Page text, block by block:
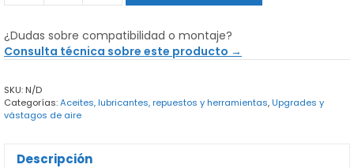
de
Horquilla
Fox
cantidad
¿Dudas sobre compatibilidad o montaje?
Consulta técnica sobre este producto →
SKU: N/D
Categorías:Aceites, lubricantes, repuestos y herramientas,Upgrades y
vástagos de aire
Descripción